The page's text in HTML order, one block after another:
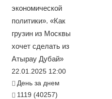
экономической
политики». «Как
грузин из Москвы
хочет сделать из
Атырау Дубай»
22.01.2025 12:00
День за днем
1119 (40257)